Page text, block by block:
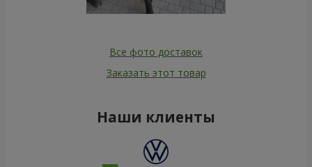
Все фото доставок
Заказать этот товар
Наши клиенты